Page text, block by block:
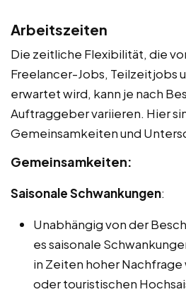
Arbeitszeiten
Die zeitliche Flexibilität, die
Freelancer-Jobs, Teilzeitjobs
erwartet wird, kann je nach
Auftraggeber variieren. Hier
Gemeinsamkeiten und
Gemeinsamkeiten:
Saisonale Schwankungen:
Unabhängig von der
es saisonale
in Zeiten hoher
oder touristischen